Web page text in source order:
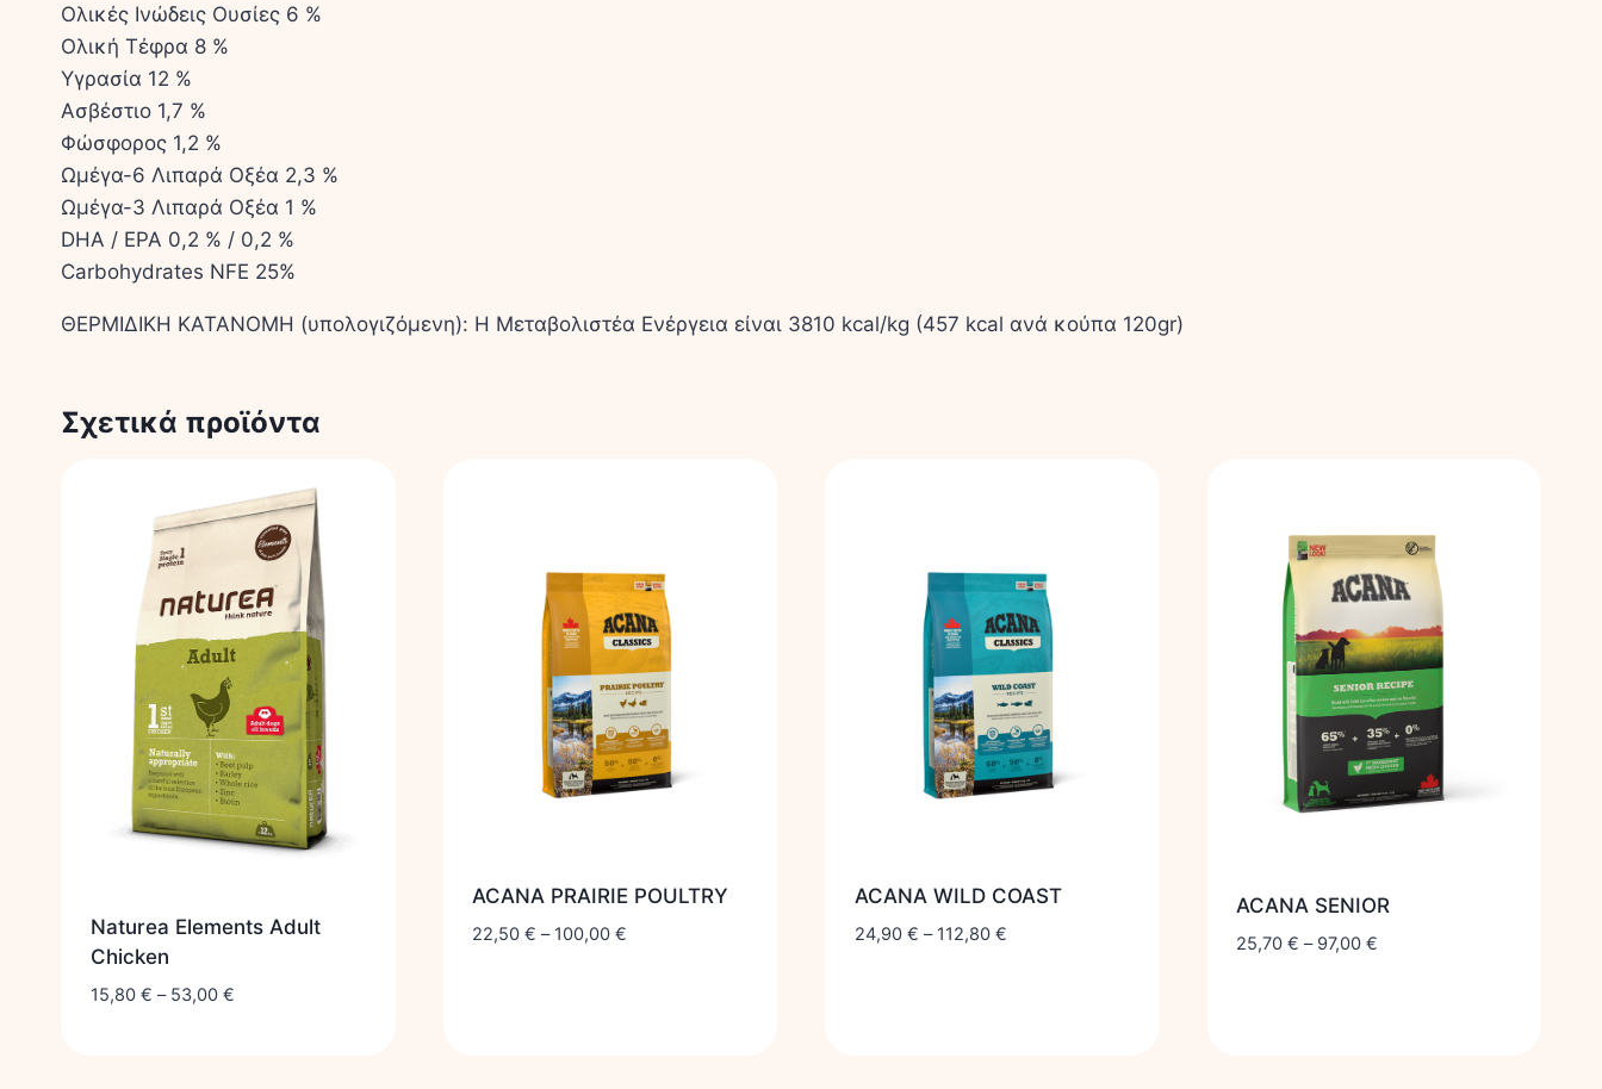
Ολικές Ινώδεις Ουσίες 6 %
Ολική Τέφρα 8 %
Υγρασία 12 %
Ασβέστιο 1,7 %
Φώσφορος 1,2 %
Ωμέγα-6 Λιπαρά Οξέα 2,3 %
Ωμέγα-3 Λιπαρά Οξέα 1 %
DHA / EPA 0,2 % / 0,2 %
Carbohydrates NFE 25%
ΘΕΡΜΙΔΙΚΗ ΚΑΤΑΝΟΜΗ (υπολογιζόμενη): Η Μεταβολιστέα Ενέργεια είναι 3810 kcal/kg (457 kcal ανά κούπα 120gr)
Σχετικά προϊόντα
Naturea Elements Adult
Chicken
15,80 € – 53,00 €
ACANA PRAIRIE POULTRY
22,50 € – 100,00 €
ACANA WILD COAST
24,90 € – 112,80 €
ACANA SENIOR
25,70 € – 97,00 €